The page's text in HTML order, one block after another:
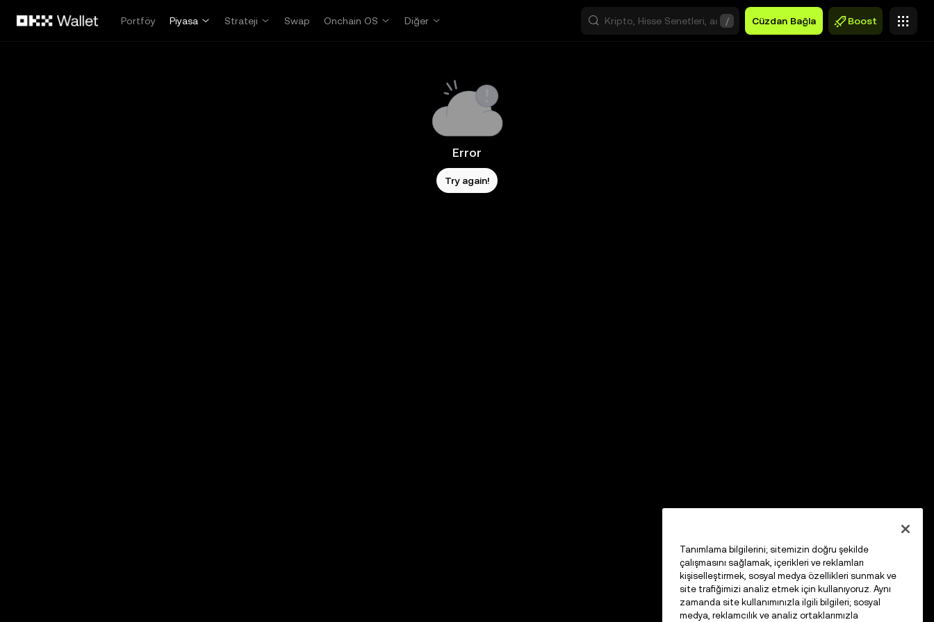
Portföy
Piyasa Strateji Swap Onchain OS Diğer / Cüzdan Bağla Boost
Error
Try again!
Tanımlama bilgilerini; sitemizin doğru şekilde
çalışmasını sağlamak, içerikleri ve reklamları
kişiselleştirmek, sosyal medya özellikleri sunmak ve
site trafiğimizi analiz etmek için kullanıyoruz. Aynı
zamanda site kullanımınızla ilgili bilgileri; sosyal
medya, reklamcılık ve analiz ortaklarımızla